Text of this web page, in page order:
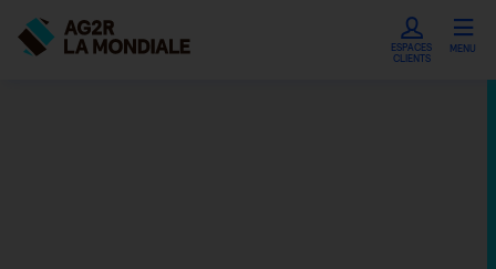
ESPACES
CLIENTS
MENU